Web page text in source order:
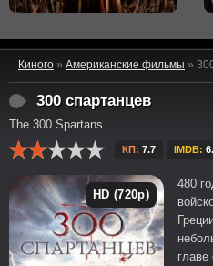
Киного » Американские фильмы »
300 спартанцев
The 300 Spartans
КП: 7.7 IMDB:
HD (720p)
480